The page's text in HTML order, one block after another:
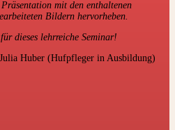
mit den enthaltenen
Bildern hervorheben.
dieses lehrreiche Seminar!
Julia Huber (Hufpfleger in Ausbildung)